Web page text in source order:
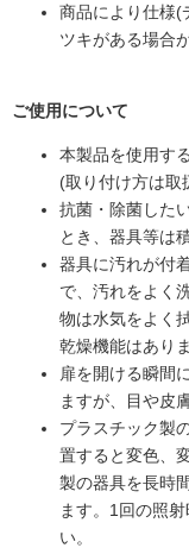
商品により仕様(
ツキがある場合
ご使用について
本製品を使用す
(取り付け方は取
抗菌・除菌した
とき、器具等は
器具に汚れが付
で、汚れをよく
物は水気をよく
乾燥機能はあり
扉を開ける瞬間
ますが、目や皮
プラスチック製
置すると変色、
製の器具を長時
ます。1回の照
い。